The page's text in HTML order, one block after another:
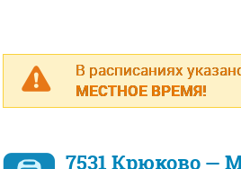
В расписаниях
МЕСТНОЕ ВРЕМЯ!
7531 Крюково —